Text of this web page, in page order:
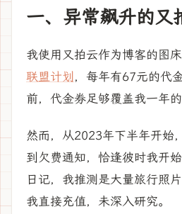
一、异常飙升的又
我使用又拍云作为博客的图
联盟计划，每年有67元的代
前，代金券足够覆盖我一年
然而，从2023年下半年开始
到欠费通知，恰逢彼时我开
日记，我推测是大量旅行照
我直接充值，未深入研究。